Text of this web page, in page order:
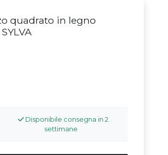
quadrato in legno
Disponibile consegna in 2
settimane